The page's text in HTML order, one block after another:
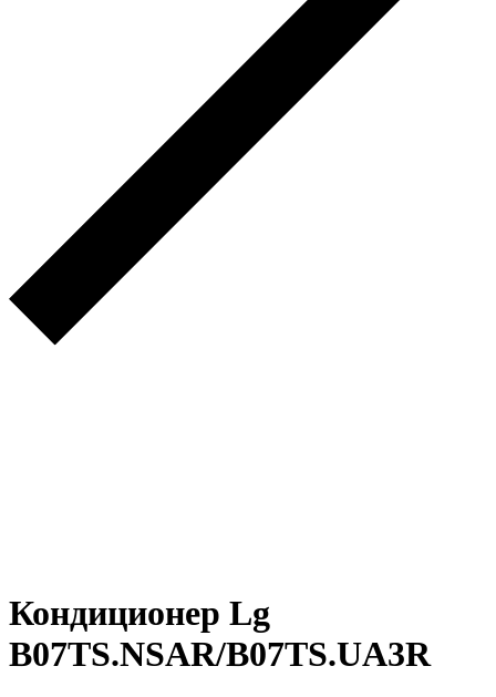
Кондиционер Lg
B07TS.NSAR/B07TS.UA3R